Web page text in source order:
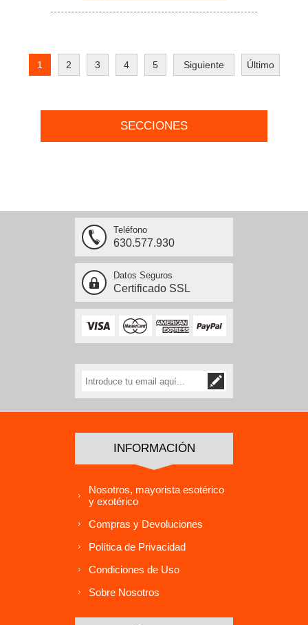
1 2 3 4 5 Siguiente Último
SECCIONES
Teléfono
630.577.930
Datos Seguros
Certificado SSL
INFORMACIÓN
Nosotros, mayorista esotérico
y exotérico
Compras y Devoluciones
Política de Privacidad
Condiciones de Uso
Sobre Nosotros